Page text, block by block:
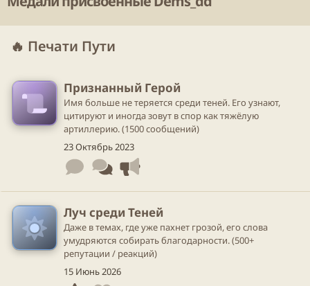
🔥 Печати Пути
Признанный Герой
Имя больше не теряется среди теней. Его узнают,
цитируют и иногда зовут в спор как тяжёлую
артиллерию. (1500 сообщений)
23 Октябрь 2023
Луч среди Теней
Даже в темах, где уже пахнет грозой, его слова
умудряются собирать благодарности. (500+
репутации / реакций)
15 Июнь 2026